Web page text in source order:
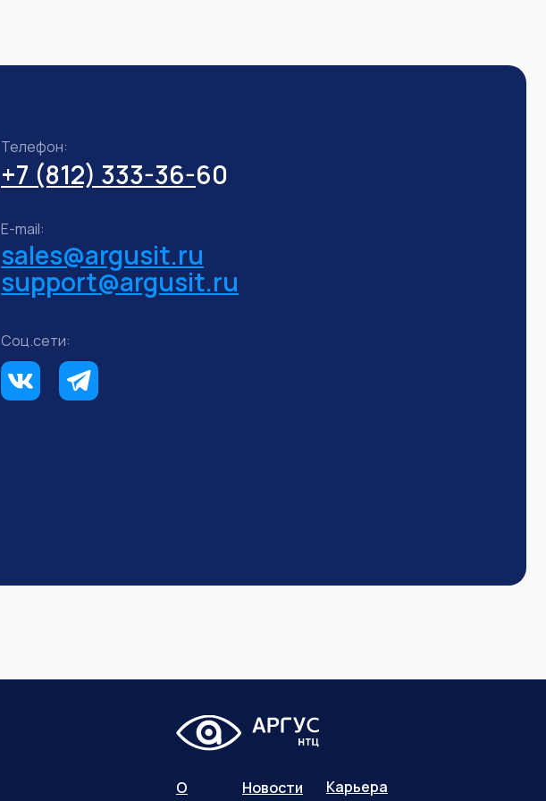
+7 (812) 333-36-60
Телефон:
E-mail:
Соц.сети:
support@argusit.ru
sales@argusit.ru
О
Новости Карьера